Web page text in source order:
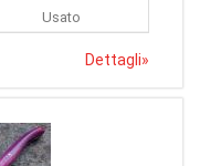
Usato
Dettagli»